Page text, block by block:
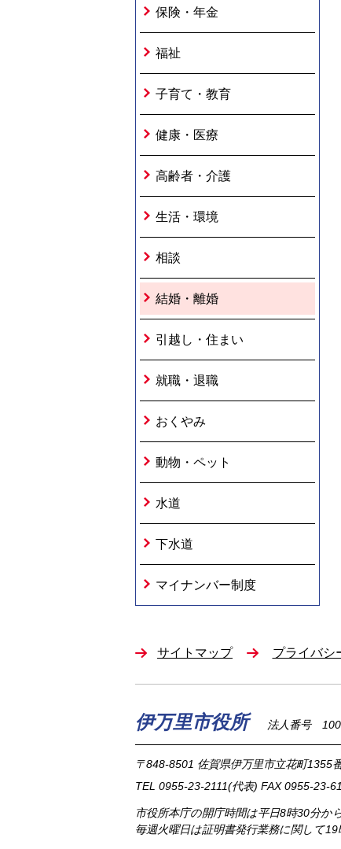
保険・年金
福祉
子育て・教育
健康・医療
高齢者・介護
生活・環境
相談
結婚・離婚
引越し・住まい
就職・退職
おくやみ
動物・ペット
水道
下水道
マイナンバー制度
サイトマップ プライバシ
伊万里市役所 法人番号
〒848-8501 佐賀県伊万里市立花町1355
TEL 0955-23-2111(代表) FAX 0955-23-
市役所本庁の開庁時間は平日8時30分か
毎週火曜日は証明書発行業務に関して